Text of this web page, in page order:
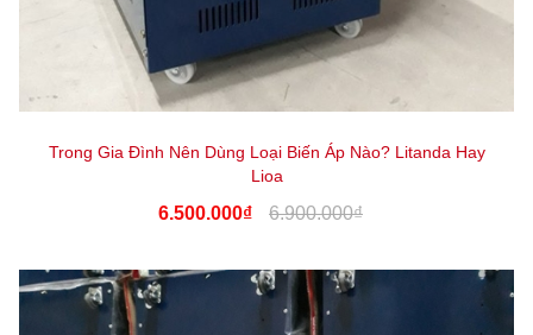
Trong Gia Đình Nên Dùng Loại Biến Áp Nào? Litanda Hay
Lioa
6.500.000₫ 6.900.000₫